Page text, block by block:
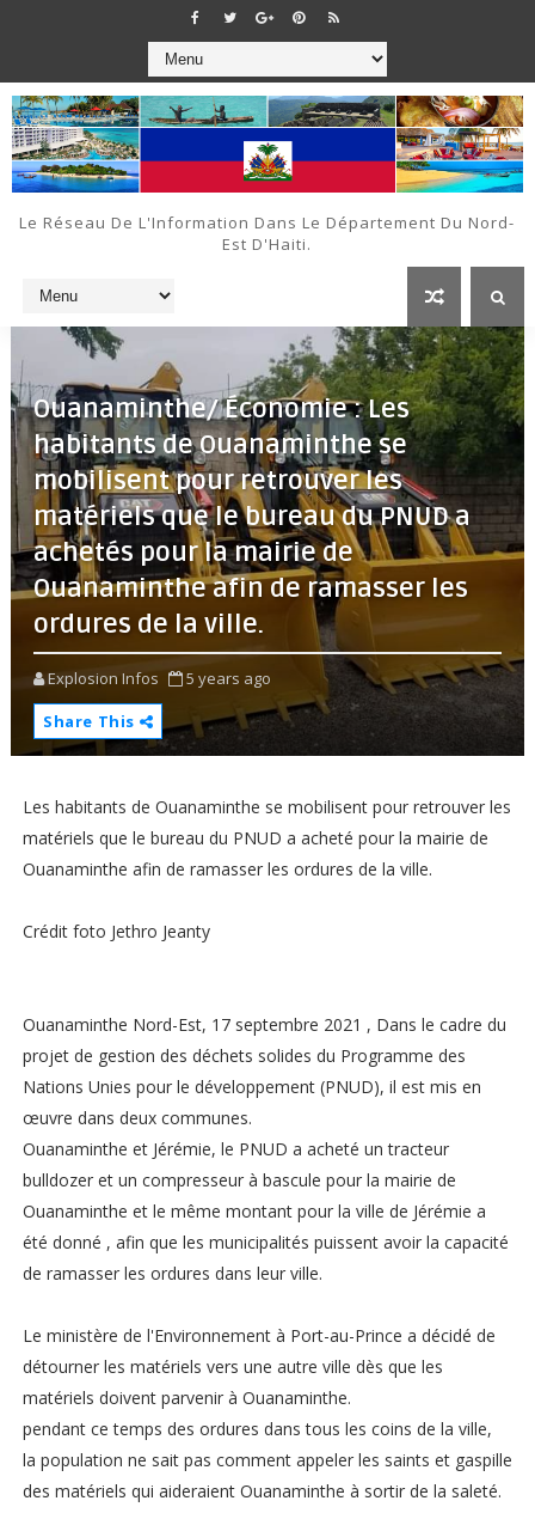
Le Réseau De L'Information Dans Le Département Du Nord-
Est D'Haiti.
Ouanaminthe/ Économie : Les
habitants de Ouanaminthe se
mobilisent pour retrouver les
matériels que le bureau du PNUD a
achetés pour la mairie de
Ouanaminthe afin de ramasser les
ordures de la ville.
Explosion Infos
5 years ago
Share This
Les habitants de Ouanaminthe se mobilisent pour retrouver les
matériels que le bureau du PNUD a acheté pour la mairie de
Ouanaminthe afin de ramasser les ordures de la ville.
Crédit foto Jethro Jeanty
Ouanaminthe Nord-Est, 17 septembre 2021 , Dans le cadre du
projet de gestion des déchets solides du Programme des
Nations Unies pour le développement (PNUD), il est mis en
œuvre dans deux communes.
Ouanaminthe et Jérémie, le PNUD a acheté un tracteur
bulldozer et un compresseur à bascule pour la mairie de
Ouanaminthe et le même montant pour la ville de Jérémie a
été donné , afin que les municipalités puissent avoir la capacité
de ramasser les ordures dans leur ville.
Le ministère de l'Environnement à Port-au-Prince a décidé de
détourner les matériels vers une autre ville dès que les
matériels doivent parvenir à Ouanaminthe.
pendant ce temps des ordures dans tous les coins de la ville,
la population ne sait pas comment appeler les saints et gaspille
des matériels qui aideraient Ouanaminthe à sortir de la saleté.